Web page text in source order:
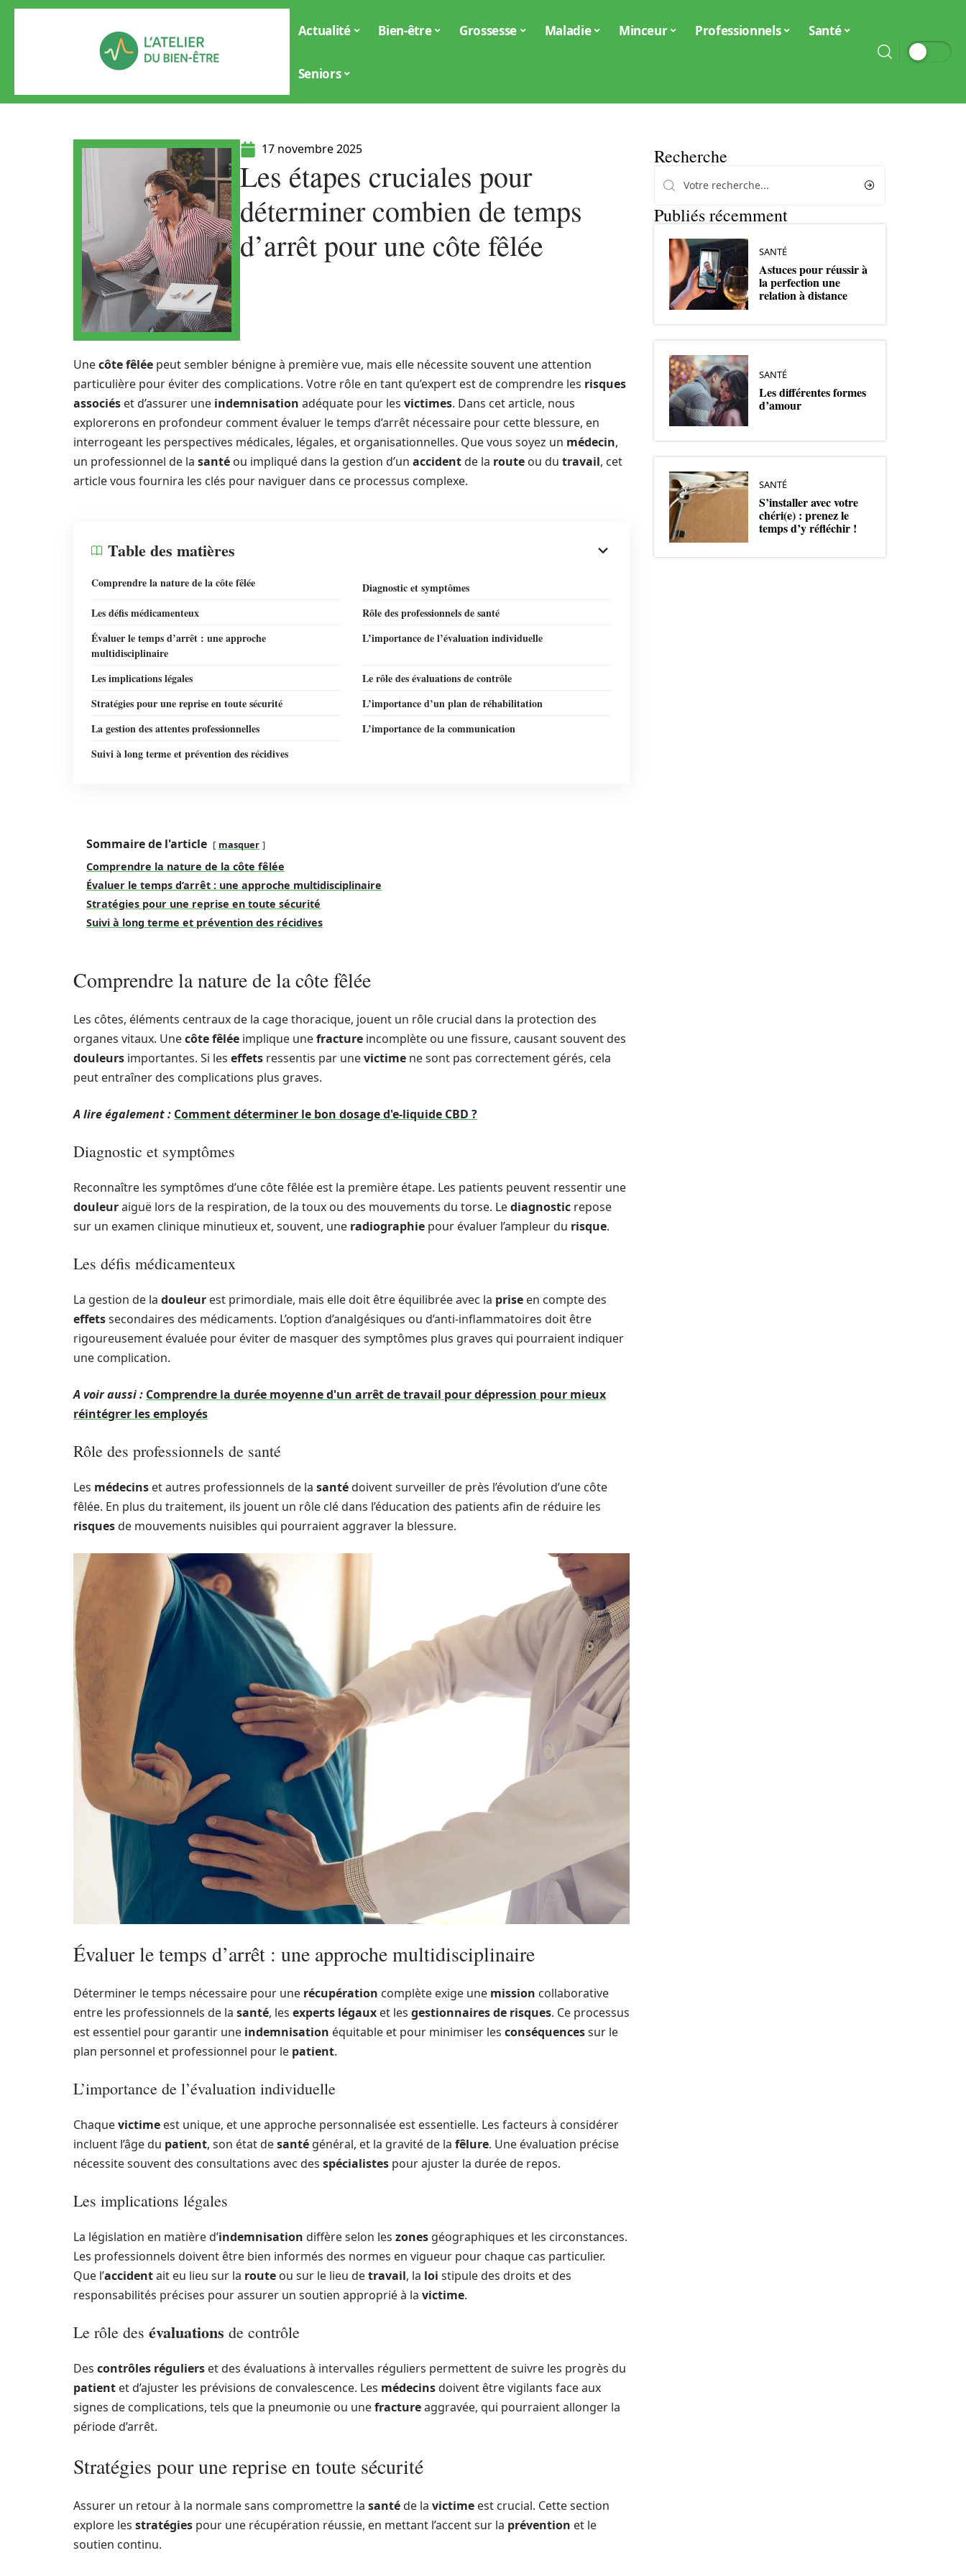
Actualité Bien-être Grossesse Maladie Minceur Professionnels Santé
Seniors
17 novembre 2025
Les étapes cruciales pour
déterminer combien de temps
d’arrêt pour une côte fêlée
Unecôte fêlée peut sembler bénigne à première vue, mais elle nécessite souvent une attention
particulière pour éviter des complications. Votre rôle en tant qu’expert est de comprendre les risques
associés et d’assurer une indemnisation adéquate pour les victimes. Dans cet article, nous
explorerons en profondeur comment évaluer le temps d’arrêt nécessaire pour cette blessure, en
interrogeant les perspectives médicales, légales, et organisationnelles. Que vous soyez un médecin,
un professionnel de la santé ou impliqué dans la gestion d’un accidentde la route ou du travail, cet
article vous fournira les clés pour naviguer dans ce processus complexe.
Table des matières
Comprendre la nature de la côte fêlée
Diagnostic et symptômes
Les défis médicamenteux
Rôle des professionnels de santé
Évaluer le temps d’arrêt : une approche
multidisciplinaire
L’importance de l’évaluation individuelle
Les implications légales
Le rôle des évaluations de contrôle
Stratégies pour une reprise en toute sécurité
L’importance d’un plan de réhabilitation
La gestion des attentes professionnelles
L’importance de la communication
Suivi à long terme et prévention des récidives
Sommaire de l'article masquer
Comprendre la nature de la côte fêlée
Évaluer le temps d’arrêt : une approche multidisciplinaire
Stratégies pour une reprise en toute sécurité
Suivi à long terme et prévention des récidives
Comprendre la nature de la côte fêlée
Les côtes, éléments centraux de la cage thoracique, jouent un rôle crucial dans la protection des
organes vitaux. Unecôte fêlée implique unefracture incomplète ou une fissure, causant souvent des
douleurs importantes. Si les effets ressentis par unevictime ne sont pas correctement gérés, cela
peut entraîner des complications plus graves.
A lire également : Comment déterminer le bon dosage d'e-liquide CBD ?
Diagnostic et symptômes
Reconnaître les symptômes d’une côte fêlée est la première étape. Les patients peuvent ressentir une
douleuraiguë lors de la respiration, de la toux ou des mouvements du torse. Lediagnostic repose
sur un examen clinique minutieux et, souvent, une radiographie pour évaluer l’ampleur du risque.
Les défis médicamenteux
La gestion de la douleur est primordiale, mais elle doit être équilibrée avec la prise en compte des
effetssecondaires des médicaments. L’option d’analgésiques ou d’anti-inflammatoires doit être
rigoureusement évaluée pour éviter de masquer des symptômes plus graves qui pourraient indiquer
une complication.
A voir aussi : Comprendre la durée moyenne d'un arrêt de travail pour dépression pour mieux
réintégrer les employés
Rôle des professionnels de santé
Les médecins et autres professionnels de la santédoivent surveiller de près l’évolution d’une côte
fêlée. En plus du traitement, ils jouent un rôle clé dans l’éducation des patients afin de réduire les
risquesde mouvements nuisibles qui pourraient aggraver la blessure.
Évaluer le temps d’arrêt : une approche multidisciplinaire
Déterminer le temps nécessaire pour une récupération complète exige une mission collaborative
entre les professionnels de la santé, les experts légaux et les gestionnaires de risques. Ce processus
est essentiel pour garantir une indemnisation équitable et pour minimiser les conséquencessur le
plan personnel et professionnel pour le patient.
L’importance de l’évaluation individuelle
Chaquevictime est unique, et une approche personnalisée est essentielle. Les facteurs à considérer
incluent l’âge du patient, son état desanté général, et la gravité de la fêlure. Une évaluation précise
nécessite souvent des consultations avec des spécialistes pour ajuster la durée de repos.
Les implications légales
La législation en matière d’indemnisation diffère selon les zones géographiques et les circonstances.
Les professionnels doivent être bien informés des normes en vigueur pour chaque cas particulier.
Que l’accidentait eu lieu sur la route ou sur le lieu detravail, la loi stipule des droits et des
responsabilités précises pour assurer un soutien approprié à la victime.
Le rôle des évaluations de contrôle
Des contrôles réguliers et des évaluations à intervalles réguliers permettent de suivre les progrès du
patient et d’ajuster les prévisions de convalescence. Les médecinsdoivent être vigilants face aux
signes de complications, tels que la pneumonie ou unefractureaggravée, qui pourraient allonger la
période d’arrêt.
Stratégies pour une reprise en toute sécurité
Assurer un retour à la normale sans compromettre la santéde la victime est crucial. Cette section
explore les stratégies pour une récupération réussie, en mettant l’accent sur la prévention et le
soutien continu.
Recherche
Publiés récemment
SANTÉ
Astuces pour réussir à
la perfection une
relation à distance
SANTÉ
Les différentes formes
d’amour
SANTÉ
S’installer avec votre
chéri(e) : prenez le
temps d’y réfléchir !